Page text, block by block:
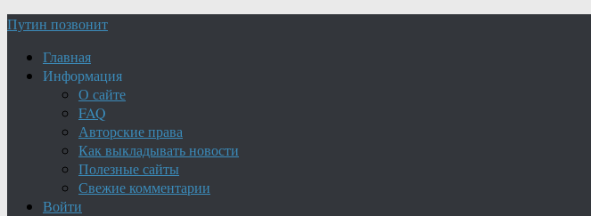
Путин позвонит
Главная
Информация
О сайте
FAQ
Авторские права
Как выкладывать новости
Полезные сайты
Свежие комментарии
Войти